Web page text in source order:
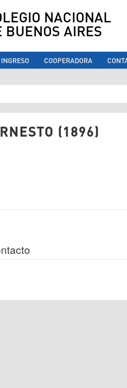
NACIONAL
BUENOS AIRES
INGRESO COOPERADORA
aquí
(1896)